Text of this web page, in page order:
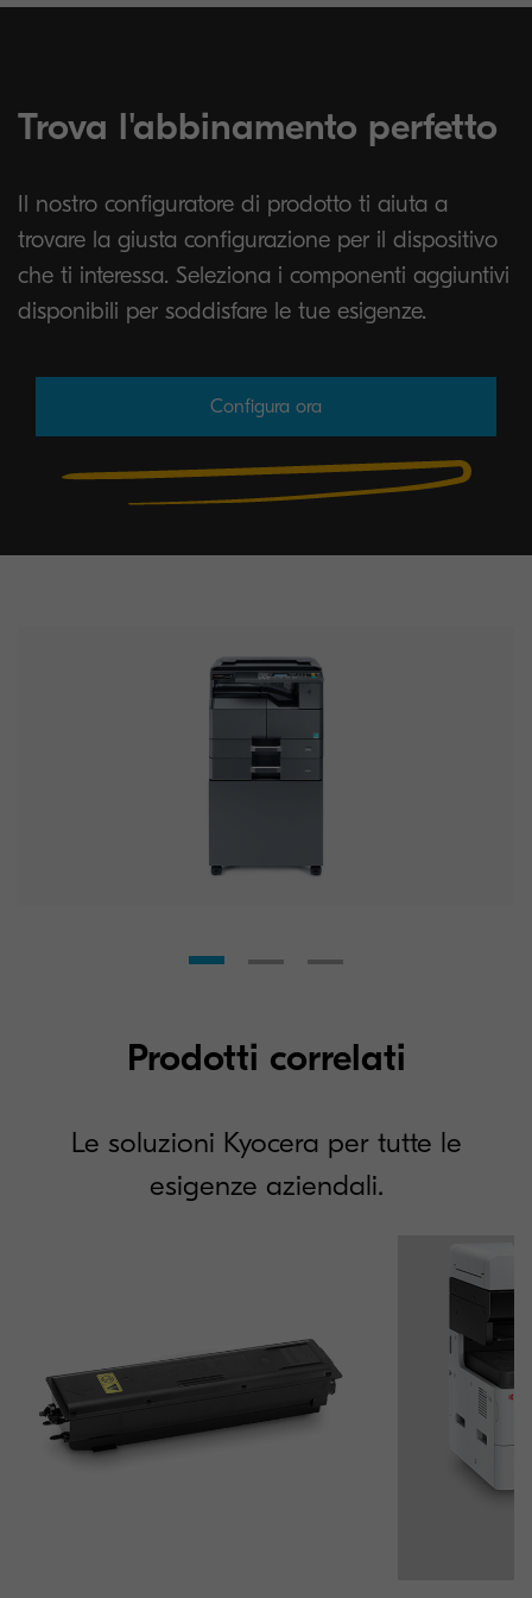
Trova l'abbinamento perfetto
Il nostro configuratore di prodotto ti aiuta a
trovare la giusta configurazione per il dispositivo
che ti interessa. Seleziona i componenti aggiuntivi
disponibili per soddisfare le tue esigenze.
Configura ora
Prodotti correlati
Le soluzioni Kyocera per tutte le
esigenze aziendali.